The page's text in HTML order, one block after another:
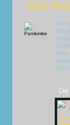
DAS
Mir
mit
jeder